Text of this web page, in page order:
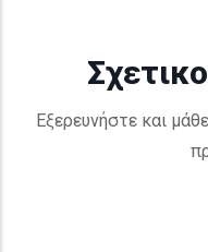
Εξερευνήστε και